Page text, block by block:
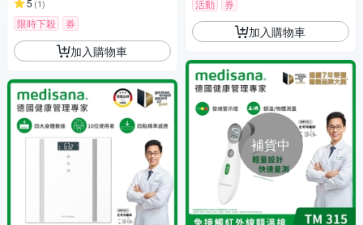
5 (1)
限時下殺 券
加入購物車
活動 券
加入購物車
補貨中